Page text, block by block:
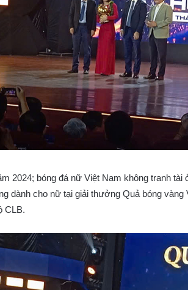
2024; bóng đá nữ Việt Nam không tranh
dành cho nữ tại giải thưởng Quả bóng
CLB.